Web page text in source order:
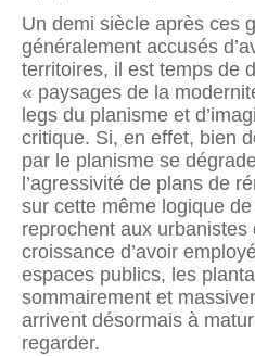
Un demi siècle après ces
généralement accusés
territoires, il est temps de
« paysages de la
legs du planisme et
critique. Si, en effet, bien
par le planisme se
l’agressivité de plans de
sur cette même logique de
reprochent aux urbanistes
croissance d’avoir
espaces publics, les
sommairement et
arrivent désormais à
regarder.